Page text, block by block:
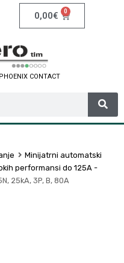
0,00€ 0
PHOENIX CONTACT
Minijatrni automatski
performansi do 125A -
25kA, 3P, B, 80A